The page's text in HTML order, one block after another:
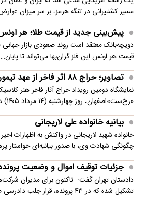
مسیر کشتیرانی در تنگه هرمز، بر سر میزان
پیش‌بینی جدید از قیمت طلا؛ هر اونس به ۴۷۰۰ دلار
دویچه‌بانک معتقد است روند صعودی بازار جهانی
قیمت هر اونس این فلز گران‌بها می‌تواند تا پایان…
تصاویر؛ حراج ۸۸ اثر فاخر از عهد تیموریان تا دوره معاصر
نمایشگاه دومین رویداد حراج آثار فاخر هنر
«رخ‌ست»اصفهان، روز چهارشنبه (۱۴ مرداد ۱۴۰۵) در تالار هنر هتل…
بیانیه خانواده علی لاریجانی
خانواده شهید لاریجانی در واکنش به اظهارات
چگونگی شهادت وی، با صدور بیانیه‌ای خواستار
جزئیات توقیف اموال و وضعیت
تشکیل شده که در ۴۳ پرونده، قرار جلب دادرسی صادر شده اس…